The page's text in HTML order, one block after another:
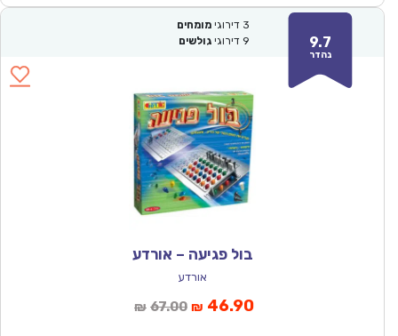
9.7
נהדר
3 דירוגי מומחים
9 דירוגי גולשים
בול פגיעה – אורדע
אורדע
₪ 67.00המחיר
₪ 46.90המחיר